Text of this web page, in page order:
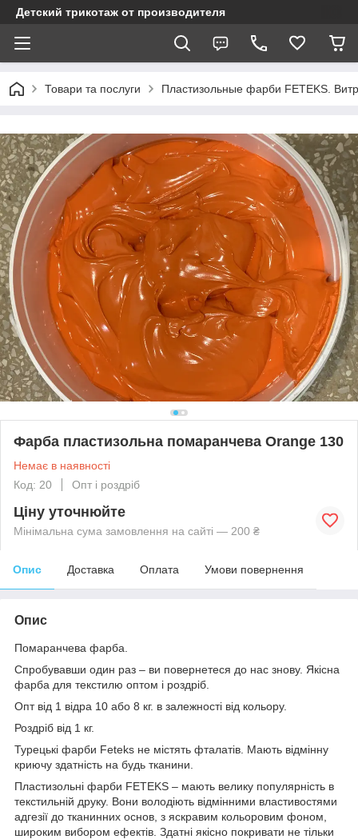
Детский трикотаж от производителя
Товари та послуги Пластизольные фарби FETEKS.
Фарба пластизольна помаранчева Orange 130
Немає в наявності
Код: 20
Опт і роздріб
Ціну уточнюйте
Мінімальна сума замовлення на сайті — 200 ₴
Опис Доставка Оплата Умови повернення
Опис
Помаранчева фарба.
Спробувавши один раз – ви повернетеся до нас знову. Якісна
фарба для текстилю оптом і роздріб.
Опт від 1 відра 10 або 8 кг. в залежності від кольору.
Роздріб від 1 кг.
Турецькі фарби Feteks не містять фталатів. Мають відмінну
криючу здатність на будь тканини.
Пластизольні фарби FETEKS – мають велику популярність в
текстильній друку. Вони володіють відмінними властивостями
адгезії до тканинних основ, з яскравим кольоровим фоном,
широким вибором ефектів. Здатні якісно покривати не тільки